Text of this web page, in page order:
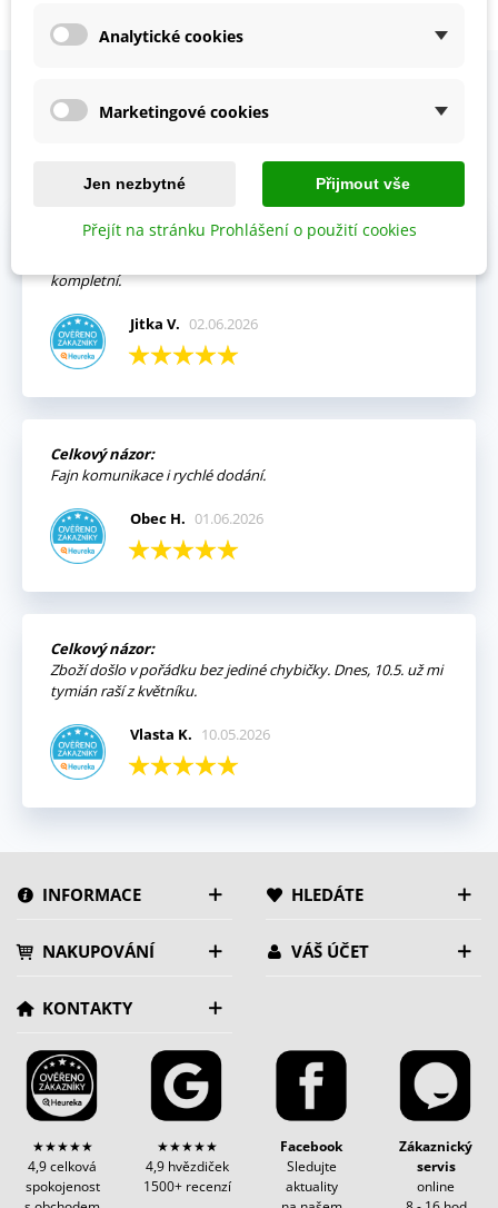
Zobrazení 1-3 z 3 položek
OVĚŘENO NAŠIMI ZÁKAZNÍKY
Prohlédněte si vybraná hodnocení našich zákazníků.
Výhody:
kompletní.
Jitka V. 02.06.2026
Celkový názor:
Fajn komunikace i rychlé dodání.
Obec H. 01.06.2026
Celkový názor:
Zboží došlo v pořádku bez jediné chybičky. Dnes, 10.5. už mi
tymián raší z květníku.
Vlasta K. 10.05.2026
INFORMACE HLEDÁTE
NAKUPOVÁNÍ VÁŠ ÚČET
KONTAKTY
★★★★★
4,9 celková
spokojenost
★★★★★
4,9 hvězdiček
1500+ recenzí
Facebook
Sledujte
aktuality
Zákaznický
servis
online
Analytické cookies
Marketingové cookies
Jen nezbytné Přijmout vše
Přejít na stránku Prohlášení o použití cookies